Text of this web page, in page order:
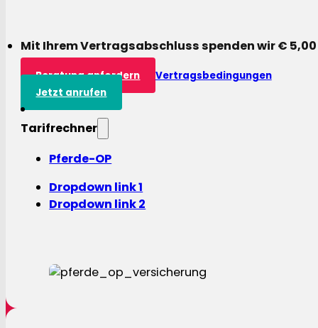
Mit Ihrem Vertragsabschluss spenden wir €
Beratung anfordern
Vertragsbedingungen
Jetzt anrufen
Tarifrechner
Pferde-OP
Dropdown link 1
Dropdown link 2